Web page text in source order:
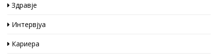
Здравје
Интервјуа
Кариера